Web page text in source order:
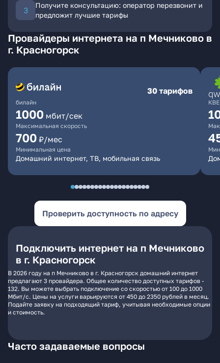
Получите консультацию: оператор перезвонит и
предложит лучшие тарифы
Провайдеры интернета на п Мечниково в
г. Красногорск
билайн
30 тарифов
1000 мбит/сек
Максимальная скорость
700 ₽/мес
Минимальная цена
Домашний интернет, ТВ, мобильная связь
Проверить доступность по адресу
Подключить интернет на п Мечниково
в г. Красногорск
В 2026 году на п Мечниково в г. Красногорск домашний интернет
предлагают 3 провайдера. Общее количество доступных тарифов -
132. Вы можете выбрать подключение со скоростью от 100 до 1000
Мбит/с. Цены на услуги варьируются от 450 до 2350 рублей в месяц.
Подайте заявку на подходящий тариф, учитывая необходимые опции
и стоимость.
Часто задаваемые вопросы